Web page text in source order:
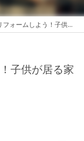
子供が居る家庭におすすめのドアの種類は?
子供が居る家